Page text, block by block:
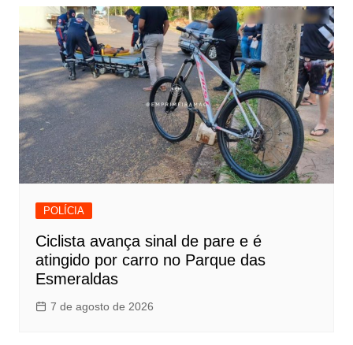
POLÍCIA
Ciclista avança sinal de pare e é
atingido por carro no Parque das
Esmeraldas
7 de agosto de 2026